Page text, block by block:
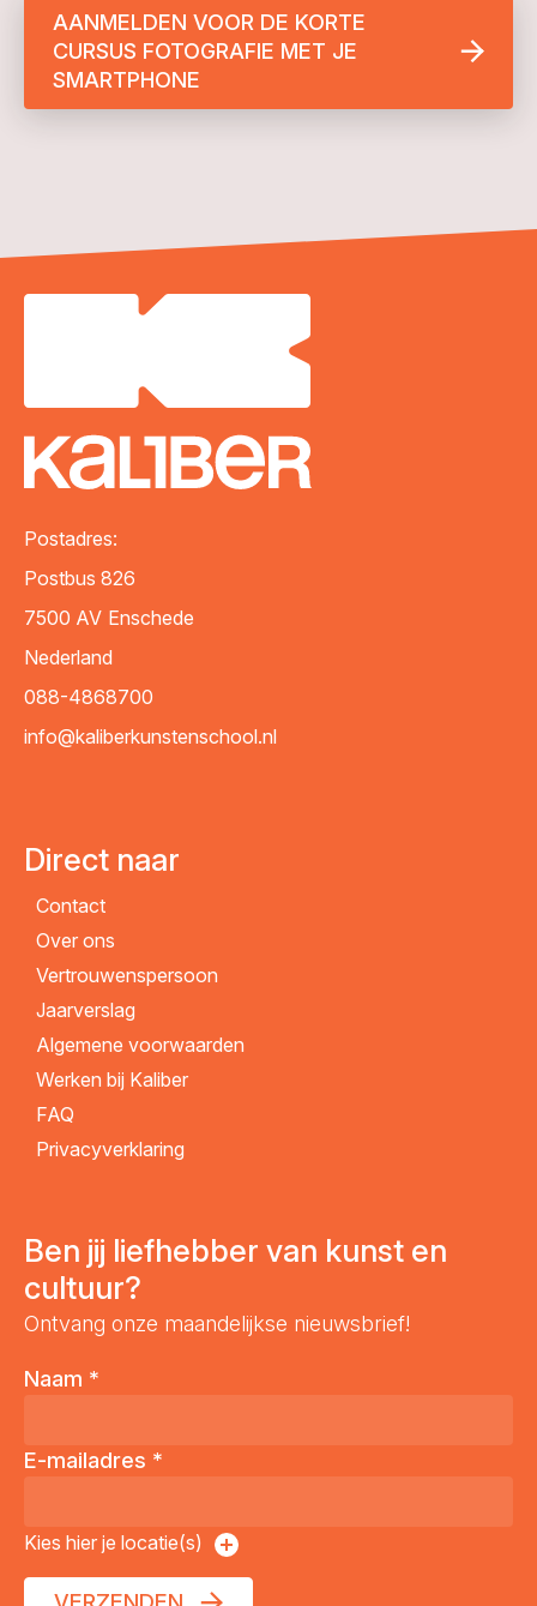
AANMELDEN VOOR DE KORTE
CURSUS FOTOGRAFIE MET JE
SMARTPHONE
Postadres:
Postbus 826
7500 AV Enschede
Nederland
088-4868700
info@kaliberkunstenschool.nl
Direct naar
Contact
Over ons
Vertrouwenspersoon
Jaarverslag
Algemene voorwaarden
Werken bij Kaliber
FAQ
Privacyverklaring
Ben jij liefhebber van kunst en
cultuur?
Ontvang onze maandelijkse nieuwsbrief!
Naam *
E-mailadres *
Kies hier je locatie(s)